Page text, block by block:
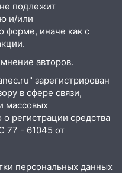
подлежит
и/или
форме, иначе как с
авторов.
зарегистрирован
в сфере связи,
массовых
регистрации средства
77 - 61045 от
персональных данных